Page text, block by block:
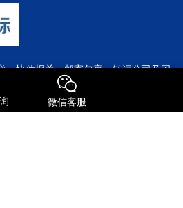
、快件报关、邮寄包裹、转运公司及国
、UPS、DHL、TNT等国际快递巨
了全球专线资源，为客户提供极具竞争
微信客服